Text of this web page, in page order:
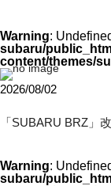
Warning:
subaru/
content/themes/
2026/08/02
「SUBARU BRZ」
Warning:
subaru/